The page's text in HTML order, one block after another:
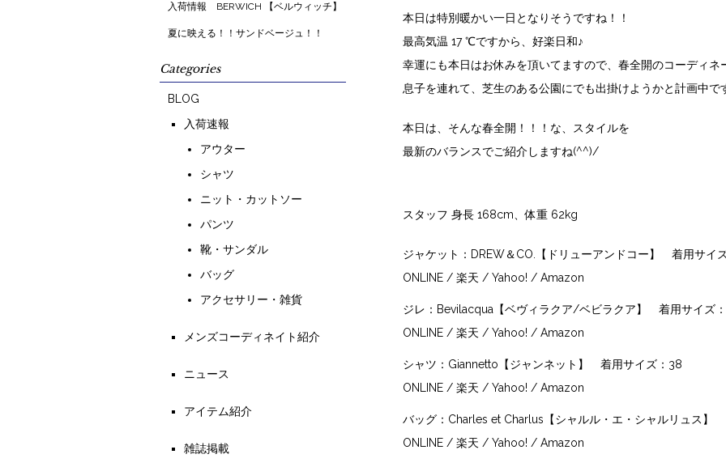
本日は特別暖かい一日となりそうですね！！
最高気温 17 ℃ですから、好楽日和♪
幸運にも本日はお休みを頂いてますので、春全開のコーディネ
息子を連れて、芝生のある公園にでも出掛けようかと計画中
本日は、そんな春全開！！！な、スタイルを
最新のバランスでご紹介しますね(^^)/
スタッフ 身長 168cm、体重 62kg
ジャケット： DREW＆CO.【ドリューアンドコー】
着用サイ
ONLINE / 楽天 / Yahoo! / Amazon
ジレ： Bevilacqua【ベヴィラクア/ベビラクア】
着用サイズ
ONLINE / 楽天 / Yahoo! / Amazon
シャツ： Giannetto【ジャンネット】
着用サイズ：38
ONLINE / 楽天 / Yahoo! / Amazon
バッグ： Charles et Charlus【シャルル・エ・シャルリュス】
ONLINE / 楽天 / Yahoo! / Amazon
入荷情報 BERWICH 【ベルウィッチ】
夏に映える！！サンドベージュ！！
Categories
BLOG
入荷速報
アウター
シャツ
ニット・カットソー
パンツ
靴・サンダル
バッグ
アクセサリー・雑貨
メンズコーディネイト紹介
ニュース
アイテム紹介
雑誌掲載